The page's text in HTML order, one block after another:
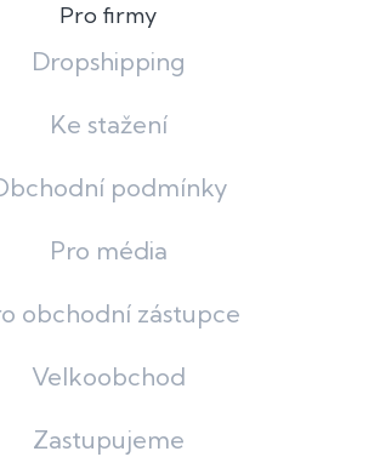
Pro firmy
Dropshipping
Ke stažení
podmínky
Pro média
obchodní zástupce
Velkoobchod
Zastupujeme